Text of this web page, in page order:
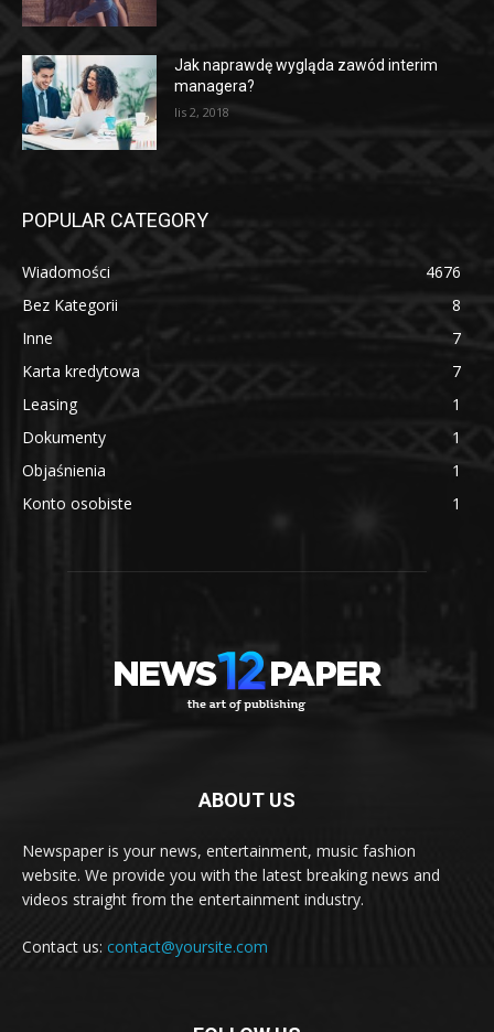
Jak naprawdę wygląda zawód interim
managera?
lis 2, 2018
POPULAR CATEGORY
Wiadomości
4676
Bez Kategorii
8
Inne
7
Karta kredytowa
7
Leasing
1
Dokumenty
1
Objaśnienia
1
Konto osobiste
1
ABOUT US
Newspaper is your news, entertainment, music fashion
website. We provide you with the latest breaking news and
videos straight from the entertainment industry.
Contact us: contact@yoursite.com